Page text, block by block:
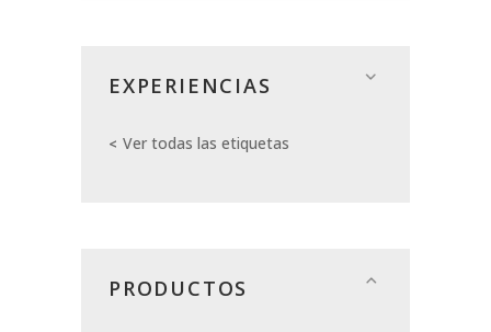
EXPERIENCIAS
Ver todas las etiquetas
PRODUCTOS